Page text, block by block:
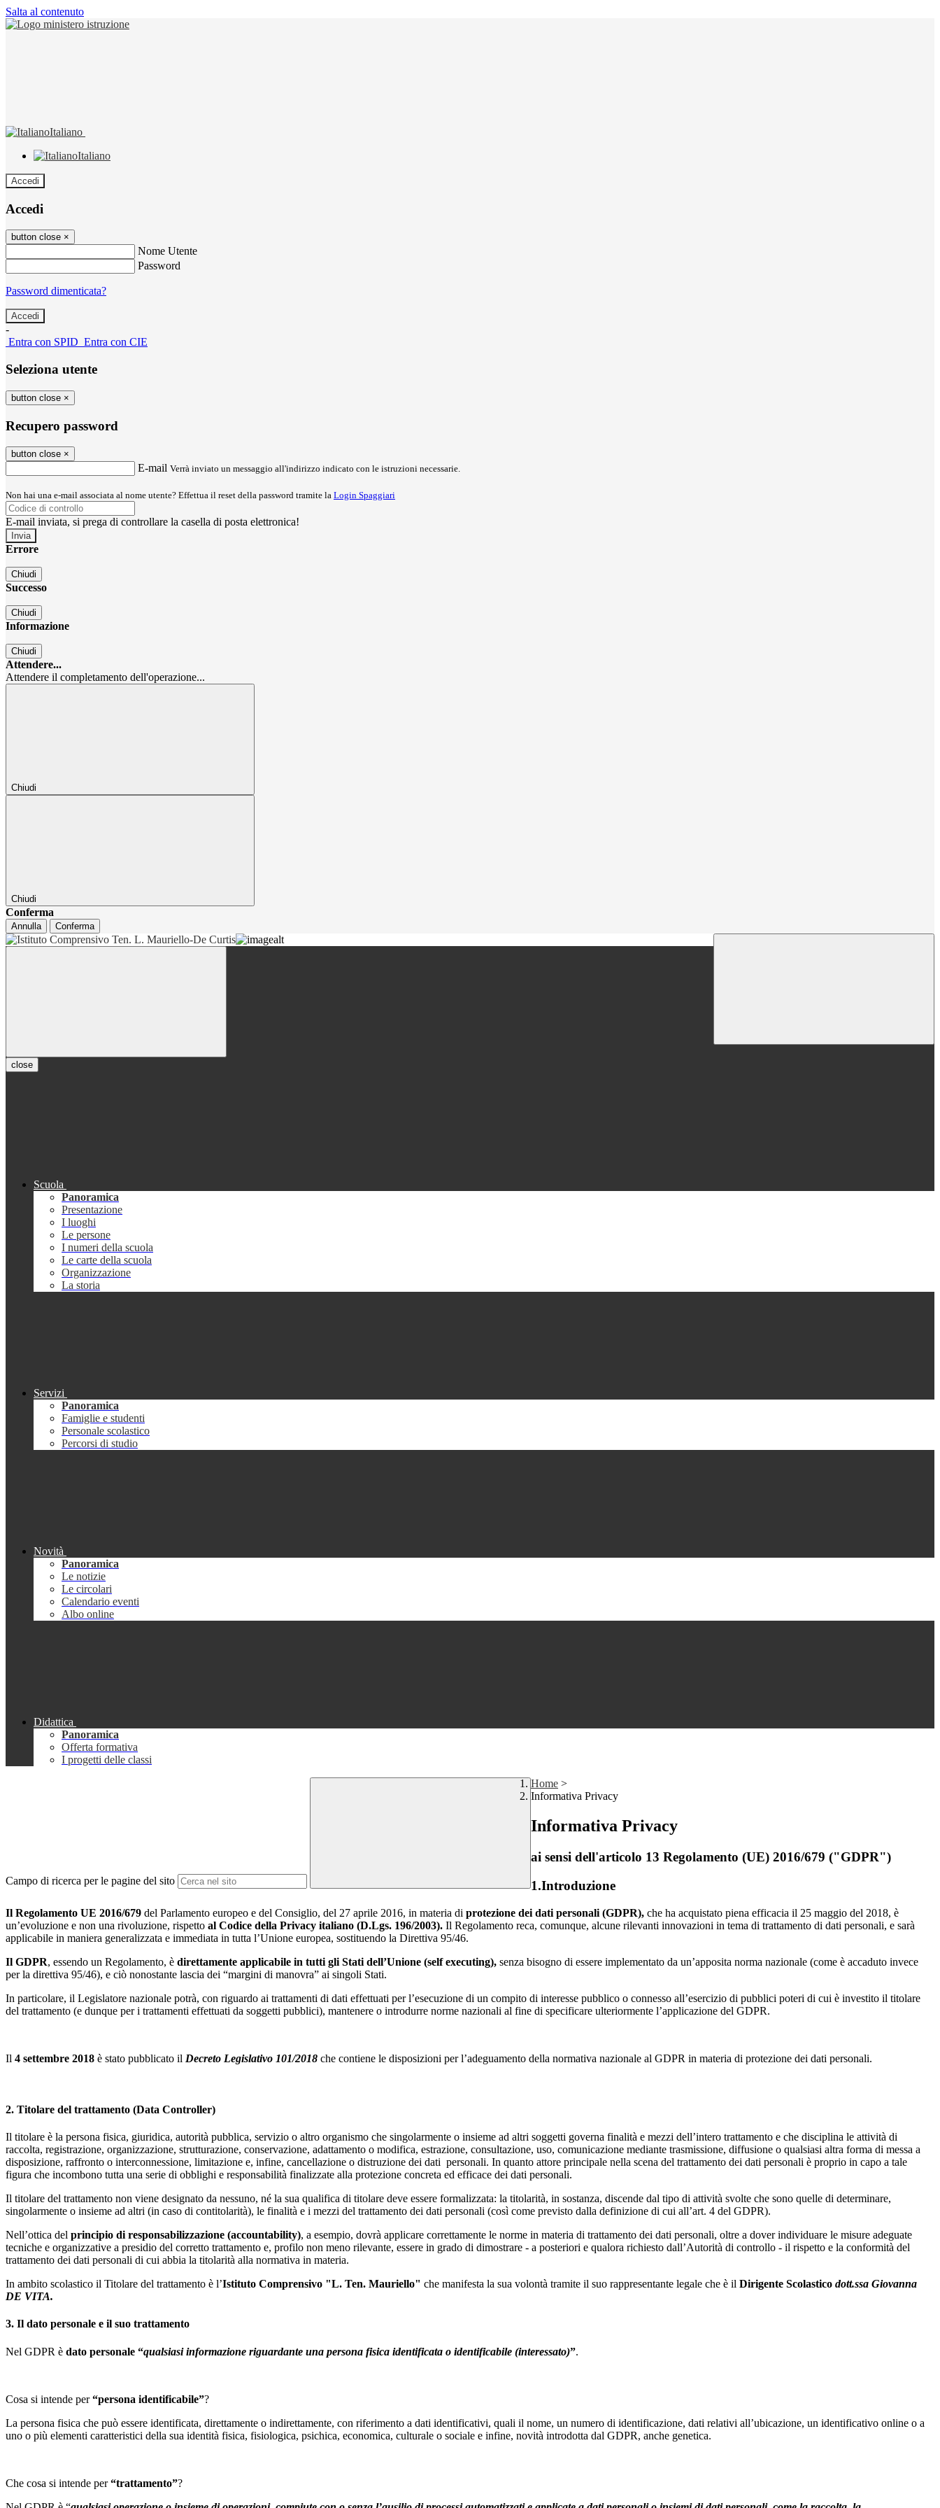
Salta al contenuto
Italiano
Italiano
Accedi
Accedi
button close ×
Nome Utente
Password
Password dimenticata?
-
Entra con SPID Entra con CIE
Seleziona utente
button close ×
Recupero password
button close ×
E-mail Verrà inviato un messaggio all'indirizzo indicato con le istruzioni necessarie.
Non hai una e-mail associata al nome utente? Effettua il reset della password tramite la Login Spaggiari
E-mail inviata, si prega di controllare la casella di posta elettronica!
Errore
Chiudi
Successo
Chiudi
Informazione
Chiudi
Attendere...
Attendere il completamento dell'operazione...
Chiudi
Chiudi
Conferma
Annulla Conferma
close
Scuola
Panoramica
Presentazione
I luoghi
Le persone
I numeri della scuola
Le carte della scuola
Organizzazione
La storia
Servizi
Panoramica
Famiglie e studenti
Personale scolastico
Percorsi di studio
Novità
Panoramica
Le notizie
Le circolari
Calendario eventi
Albo online
Didattica
Panoramica
Offerta formativa
I progetti delle classi
Campo di ricerca per le pagine del sito
Home >
Informativa Privacy
Informativa Privacy
ai sensi dell'articolo 13 Regolamento (UE) 2016/679 ("GDPR")
1.Introduzione
Il Regolamento UE 2016/679 del Parlamento europeo e del Consiglio, del 27 aprile 2016, in materia di protezione dei dati personali (GDPR), che ha acquistato piena efficacia il 25 maggio del 2018, è
un’evoluzione e non una rivoluzione, rispetto al Codice della Privacy italiano (D.Lgs. 196/2003). Il Regolamento reca, comunque, alcune rilevanti innovazioni in tema di trattamento di dati personali, e sarà
applicabile in maniera generalizzata e immediata in tutta l’Unione europea, sostituendo la Direttiva 95/46.
Il GDPR, essendo un Regolamento, è direttamente applicabile in tutti gli Stati dell’Unione (self executing), senza bisogno di essere implementato da un’apposita norma nazionale (come è accaduto invece
per la direttiva 95/46), e ciò nonostante lascia dei “margini di manovra” ai singoli Stati.
In particolare, il Legislatore nazionale potrà, con riguardo ai trattamenti di dati effettuati per l’esecuzione di un compito di interesse pubblico o connesso all’esercizio di pubblici poteri di cui è investito il titolare
del trattamento (e dunque per i trattamenti effettuati da soggetti pubblici), mantenere o introdurre norme nazionali al fine di specificare ulteriormente l’applicazione del GDPR.
Il 4 settembre 2018 è stato pubblicato il Decreto Legislativo 101/2018 che contiene le disposizioni per l’adeguamento della normativa nazionale al GDPR in materia di protezione dei dati personali.
2. Titolare del trattamento (Data Controller)
Il titolare è la persona fisica, giuridica, autorità pubblica, servizio o altro organismo che singolarmente o insieme ad altri soggetti governa finalità e mezzi dell’intero trattamento e che disciplina le attività di
raccolta, registrazione, organizzazione, strutturazione, conservazione, adattamento o modifica, estrazione, consultazione, uso, comunicazione mediante trasmissione, diffusione o qualsiasi altra forma di messa a
disposizione, raffronto o interconnessione, limitazione e, infine, cancellazione o distruzione dei dati personali. In quanto attore principale nella scena del trattamento dei dati personali è proprio in capo a tale
figura che incombono tutta una serie di obblighi e responsabilità finalizzate alla protezione concreta ed efficace dei dati personali.
Il titolare del trattamento non viene designato da nessuno, né la sua qualifica di titolare deve essere formalizzata: la titolarità, in sostanza, discende dal tipo di attività svolte che sono quelle di determinare,
singolarmente o insieme ad altri (in caso di contitolarità), le finalità e i mezzi del trattamento dei dati personali (così come previsto dalla definizione di cui all’art. 4 del GDPR).
Nell’ottica del principio di responsabilizzazione (accountability), a esempio, dovrà applicare correttamente le norme in materia di trattamento dei dati personali, oltre a dover individuare le misure adeguate
tecniche e organizzative a presidio del corretto trattamento e, profilo non meno rilevante, essere in grado di dimostrare - a posteriori e qualora richiesto dall’Autorità di controllo - il rispetto e la conformità del
trattamento dei dati personali di cui abbia la titolarità alla normativa in materia.
In ambito scolastico il Titolare del trattamento è l’Istituto Comprensivo "L. Ten. Mauriello" che manifesta la sua volontà tramite il suo rappresentante legale che è il Dirigente Scolastico dott.ssa Giovanna
DE VITA.
3. Il dato personale e il suo trattamento
Nel GDPR è dato personale “qualsiasi informazione riguardante una persona fisica identificata o identificabile (interessato)”.
Cosa si intende per“persona identificabile”?
La persona fisica che può essere identificata, direttamente o indirettamente, con riferimento a dati identificativi, quali il nome, un numero di identificazione, dati relativi all’ubicazione, un identificativo online o a
uno o più elementi caratteristici della sua identità fisica, fisiologica, psichica, economica, culturale o sociale e infine, novità introdotta dal GDPR, anche genetica.
Che cosa si intende per“trattamento”?